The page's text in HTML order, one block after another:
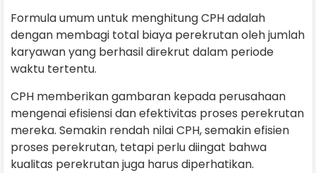
Formula umum untuk menghitung CPH adalah
dengan membagi total biaya perekrutan oleh jumlah
karyawan yang berhasil direkrut dalam periode
waktu tertentu.
CPH memberikan gambaran kepada perusahaan
mengenai efisiensi dan efektivitas proses perekrutan
mereka. Semakin rendah nilai CPH, semakin efisien
proses perekrutan, tetapi perlu diingat bahwa
kualitas perekrutan juga harus diperhatikan.